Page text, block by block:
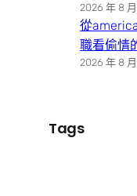
2026 年 8
從
職看偷情
2026 年 8
Tags